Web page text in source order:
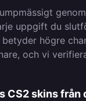
uppgift du
högre
och vi
CS2 skins från